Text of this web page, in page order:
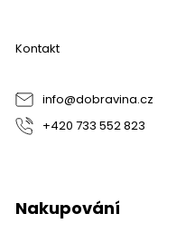
Kontakt
info@dobravina.cz
+420 733 552 823
Nakupování